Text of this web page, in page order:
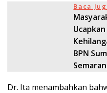
Baca
BPN
Dr. Ita menambahkan